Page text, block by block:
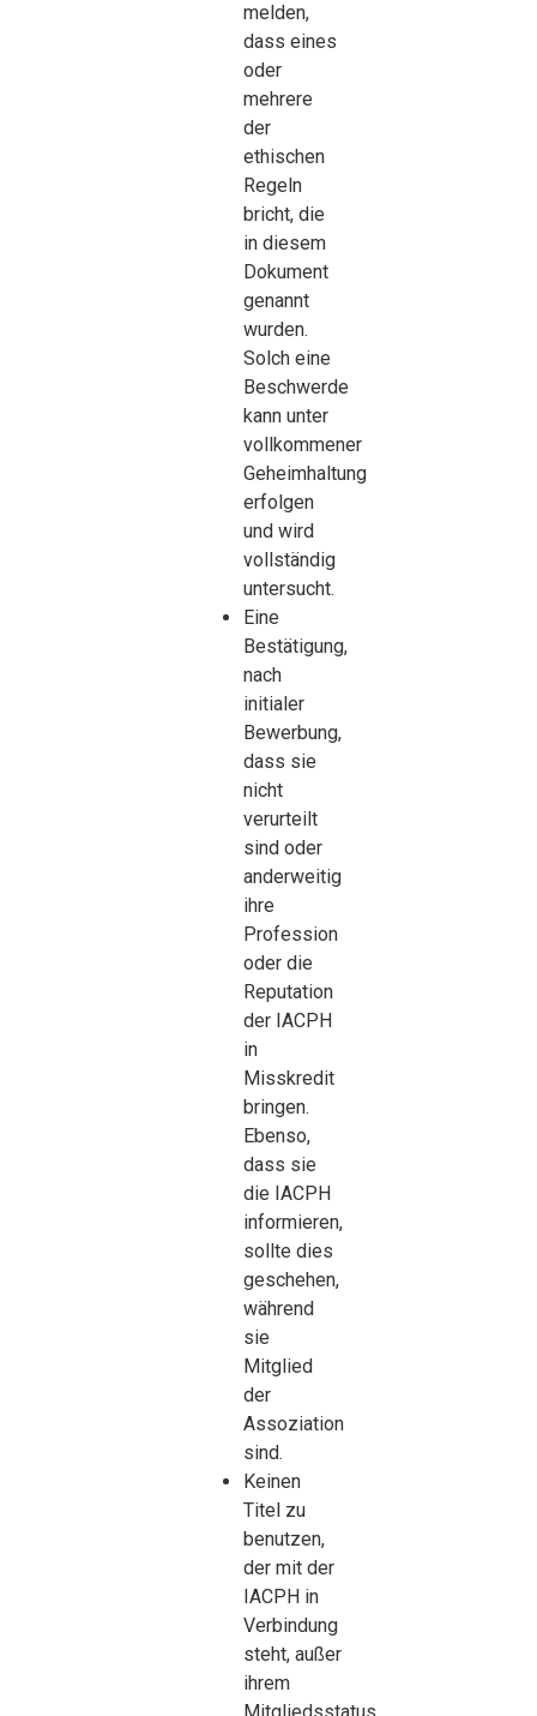
melden,
dass eines
oder
mehrere
der
ethischen
Regeln
bricht, die
in diesem
Dokument
genannt
wurden.
Solch eine
Beschwerde
kann unter
vollkommener
Geheimhaltung
erfolgen
und wird
vollständig
untersucht.
Eine
Bestätigung,
nach
initialer
Bewerbung,
dass sie
nicht
verurteilt
sind oder
anderweitig
ihre
Profession
oder die
Reputation
der IACPH
in
Misskredit
bringen.
Ebenso,
dass sie
die IACPH
informieren,
sollte dies
geschehen,
während
sie
Mitglied
der
Assoziation
sind.
Keinen
Titel zu
benutzen,
der mit der
IACPH in
Verbindung
steht, außer
ihrem